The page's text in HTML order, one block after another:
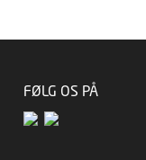
FØLG OS PÅ